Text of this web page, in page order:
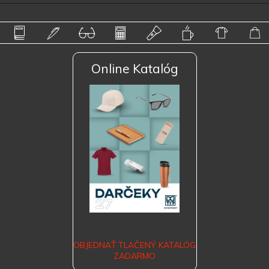
Online Katalóg
OBJEDNAŤ TLAČENÝ KATALÓG
ZADARMO